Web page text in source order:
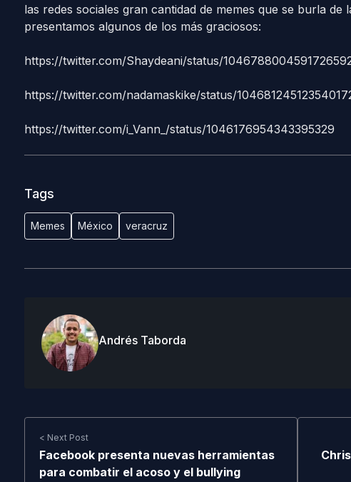
las redes sociales gran cantidad de memes que se burla de
presentamos algunos de los más graciosos:
https://twitter.com/Shaydeani/status/
https://twitter.com/nadamaskike/status/
https://twitter.com/i_Vann_/status/1046176954343395329
Tags
Memes México veracruz
Andrés Taborda
< Next Post
Facebook presenta nuevas herramientas
para combatir el acoso y el bullying